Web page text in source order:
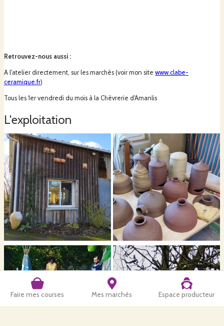
Faire mes courses Mes marchés Espace producteur
Retrouvez-nous aussi :
A l'atelier directement, sur les marchés (voir mon site www.clabe-
ceramique.fr)
Tous les 1er vendredi du mois à la Chèvrerie d'Amanlis
L'exploitation